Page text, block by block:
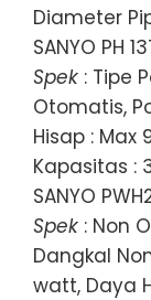
Diameter
SANYO PH
Spek : Tipe
Otomatis,
Hisap : Max
Kapasitas :
SANYO
Spek : Non
Dangkal
watt, Daya